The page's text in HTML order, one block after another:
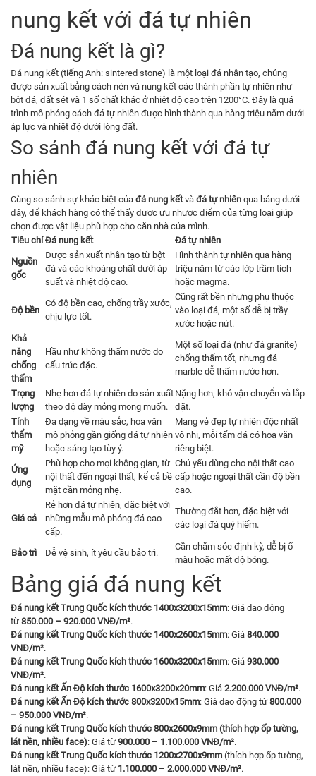
nung kết với đá tự nhiên
Đá nung kết là gì?
Đá nung kết (tiếng Anh: sintered stone) là một loại đá nhân tạo, chúng
được sản xuất bằng cách nén và nung kết các thành phần tự nhiên như
bột đá, đất sét và 1 số chất khác ở nhiệt độ cao trên 1200°C. Đây là quá
trình mô phỏng cách đá tự nhiên được hình thành qua hàng triệu năm dưới
áp lực và nhiệt độ dưới lòng đất.
So sánh đá nung kết với đá tự
nhiên
Cùng so sánh sự khác biệt của đá nung kếtvà đá tự nhiên qua bảng dưới
đây, để khách hàng có thể thấy được ưu nhược điểm của từng loại giúp
chọn được vật liệu phù hợp cho căn nhà của mình.
Tiêu chí Đá nung kết
Đá tự nhiên
Nguồn
gốc
Được sản xuất nhân tạo từ bột
đá và các khoáng chất dưới áp
suất và nhiệt độ cao.
Hình thành tự nhiên qua hàng
triệu năm từ các lớp trầm tích
hoặc magma.
Độ bền
Có độ bền cao, chống trầy xước,
chịu lực tốt.
Cũng rất bền nhưng phụ thuộc
vào loại đá, một số dễ bị trầy
xước hoặc nứt.
Khả
năng
chống
thấm
Hầu như không thấm nước do
cấu trúc đặc.
Một số loại đá (như đá granite)
chống thấm tốt, nhưng đá
marble dễ thấm nước hơn.
Trọng
lượng
Nhẹ hơn đá tự nhiên do sản xuất
theo độ dày mỏng mong muốn.
Nặng hơn, khó vận chuyển và lắp
đặt.
Tính
thẩm
mỹ
Đa dạng về màu sắc, hoa văn
mô phỏng gần giống đá tự nhiên
hoặc sáng tạo tùy ý.
Mang vẻ đẹp tự nhiên độc nhất
vô nhị, mỗi tấm đá có hoa văn
riêng biệt.
Ứng
dụng
Phù hợp cho mọi không gian, từ
nội thất đến ngoại thất, kể cả bề
mặt cần mỏng nhẹ.
Chủ yếu dùng cho nội thất cao
cấp hoặc ngoại thất cần độ bền
cao.
Giá cả
Rẻ hơn đá tự nhiên, đặc biệt với
những mẫu mô phỏng đá cao
cấp.
Thường đắt hơn, đặc biệt với
các loại đá quý hiếm.
Bảo trì Dễ vệ sinh, ít yêu cầu bảo trì.
Cần chăm sóc định kỳ, dễ bị ố
màu hoặc mất độ bóng.
Bảng giá đá nung kết
Đá nung kết Trung Quốc kích thước 1400x3200x15mm: Giá dao động
từ 850.000 – 920.000 VNĐ/m².
Đá nung kết Trung Quốc kích thước 1400x2600x15mm: Giá 840.000
VNĐ/m².
Đá nung kết Trung Quốc kích thước 1600x3200x15mm: Giá 930.000
VNĐ/m².
Đá nung kết Ấn Độ kích thước 1600x3200x20mm: Giá 2.200.000 VNĐ/m².
Đá nung kết Ấn Độ kích thước 800x3200x15mm: Giá dao động từ 800.000
– 950.000 VNĐ/m².
Đá nung kết Trung Quốc kích thước 800x2600x9mm (thích hợp ốp tường,
lát nền, nhiều face): Giá từ 900.000 – 1.100.000 VNĐ/m².
Đá nung kết Trung Quốc kích thước 1200x2700x9mm (thích hợp ốp tường,
lát nền, nhiều face): Giá từ 1.100.000 – 2.000.000 VNĐ/m².